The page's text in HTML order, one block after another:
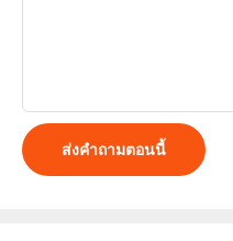
ส่งคำถามตอนนี้